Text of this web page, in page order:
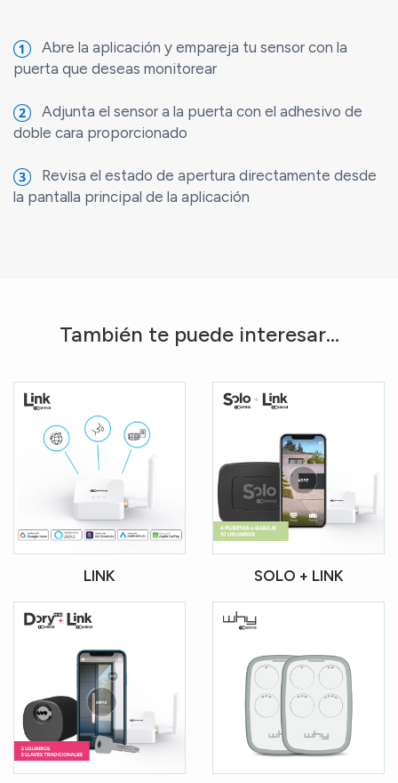
Abre la aplicación y empareja tu sensor con la
puerta que deseas monitorear
Adjunta el sensor a la puerta con el adhesivo de
doble cara proporcionado
Revisa el estado de apertura directamente desde
la pantalla principal de la aplicación
También te puede interesar...
LINK SOLO + LINK